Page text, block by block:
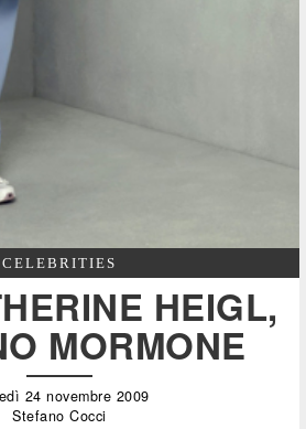
CELEBRITIES
HEIGL,
MORMONE
24 novembre 2009
Stefano Cocci